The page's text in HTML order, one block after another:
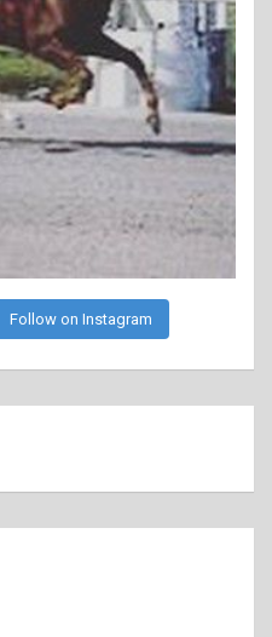
Follow on Instagram